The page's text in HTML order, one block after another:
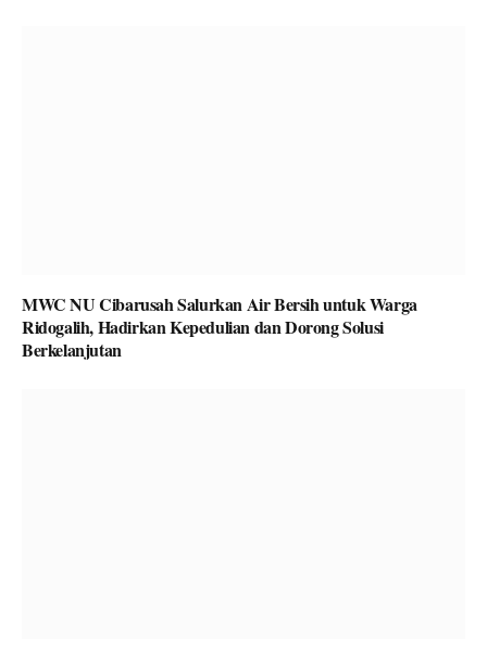
MWC NU Cibarusah Salurkan Air Bersih untuk Warga
Ridogalih, Hadirkan Kepedulian dan Dorong Solusi
Berkelanjutan